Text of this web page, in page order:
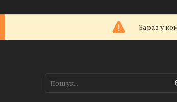
Зараз у